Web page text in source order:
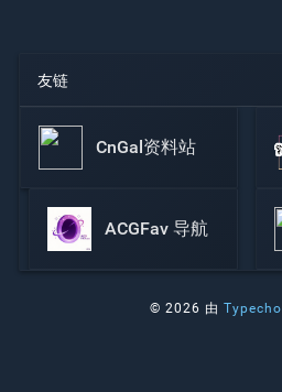
友链
CnGal资料站
ACGFav 导航
© 2026 由Typecho